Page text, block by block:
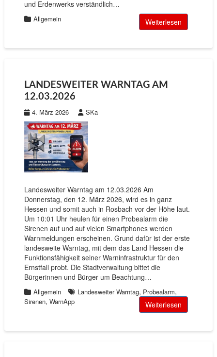
und Erdenwerks verständlich…
Allgemein Weiterlesen
LANDESWEITER WARNTAG AM
12.03.2026
4. März 2026 SKa
Landesweiter Warntag am 12.03.2026 Am
Donnerstag, den 12. März 2026, wird es in ganz
Hessen und somit auch in Rosbach vor der Höhe laut.
Um 10:01 Uhr heulen für einen Probealarm die
Sirenen auf und auf vielen Smartphones werden
Warnmeldungen erscheinen. Grund dafür ist der erste
landesweite Warntag, mit dem das Land Hessen die
Funktionsfähigkeit seiner Warninfrastruktur für den
Ernstfall probt. Die Stadtverwaltung bittet die
Bürgerinnen und Bürger um Beachtung…
Allgemein Landesweiter Warntag, Probealarm,
Sirenen, WarnApp Weiterlesen